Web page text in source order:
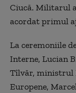
Ciucă. Militarul
acordat primul
La ceremoniile
Interne, Lucian
Tîlvăr, ministrul
Europene,